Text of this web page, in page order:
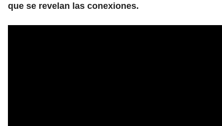
que se revelan las conexiones.